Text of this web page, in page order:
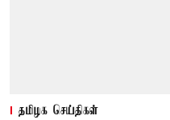
தமிழக செய்திகள்